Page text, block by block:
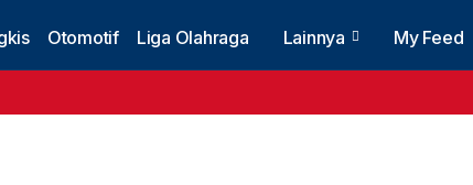
Otomotif Liga Olahraga Lainnya My Feed